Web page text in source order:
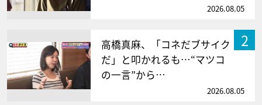
2026.08.05
2
高橋真麻、「コネだブサイク
だ」と叩かれるも…“マツコ
の一言”から…
2026.08.05